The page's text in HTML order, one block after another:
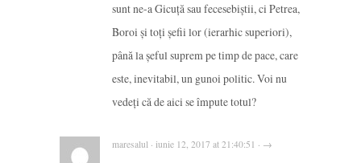
sunt ne-a Gicuță sau fecesebiștii, ci Petrea,
Boroi și toți șefii lor (ierarhic superiori),
până la șeful suprem pe timp de pace, care
este, inevitabil, un gunoi politic. Voi nu
vedeți că de aici se împute totul?
maresalul · iunie 12, 2017 at 21:40:51 · →